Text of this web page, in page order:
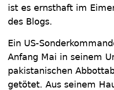
ist es ernsthaft im
des Blogs.
Ein US-
Anfang Mai in seinem
pakistanischen
getötet. Aus seinem